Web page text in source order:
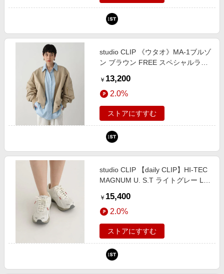
studio CLIP 《ウタオ》MA-1ブルゾ
ン ブラウン FREE スペシャルライ
ST アンドエスティ（旧ドットエス
ティ）
￥ 13,200
2.0%
ストアにすすむ
studio CLIP 【daily CLIP】HI-TEC
MAGNUM U. S.T ライトグレー L
671747 and ST アンドエスティ
（旧ドットエスティ）
￥ 15,400
2.0%
ストアにすすむ